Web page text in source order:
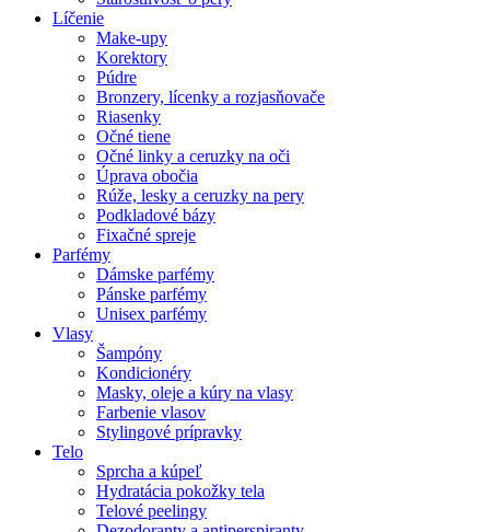
Líčenie
Make-upy
Korektory
Púdre
Bronzery, lícenky a rozjasňovače
Riasenky
Očné tiene
Očné linky a ceruzky na oči
Úprava obočia
Rúže, lesky a ceruzky na pery
Podkladové bázy
Fixačné spreje
Parfémy
Dámske parfémy
Pánske parfémy
Unisex parfémy
Vlasy
Šampóny
Kondicionéry
Masky, oleje a kúry na vlasy
Farbenie vlasov
Stylingové prípravky
Telo
Sprcha a kúpeľ
Hydratácia pokožky tela
Telové peelingy